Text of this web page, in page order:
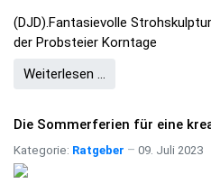
(DJD).Fantasievolle
der Probsteier Korntage
Weiterlesen …
Die Sommerferien für eine
Kategorie: Ratgeber 09. Juli 2023